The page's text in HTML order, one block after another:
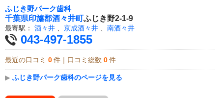
ふじき野パーク歯科
千葉県印旛郡酒々井町ふじき野2-1-9
最寄駅： 酒々井 京成酒々井 南酒々井
043-497-1855
最近の口コミ 0 件｜口コミ総数 0 件
▶ ふじき野パーク歯科のページを見る